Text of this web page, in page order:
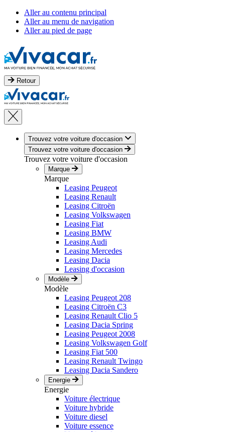
Aller au contenu principal
Aller au menu de navigation
Aller au pied de page
Retour
Trouvez votre voiture d'occasion
Trouvez votre voiture d'occasion
Trouvez votre voiture d'occasion
Marque
Marque
Leasing Peugeot
Leasing Renault
Leasing Citroën
Leasing Volkswagen
Leasing Fiat
Leasing BMW
Leasing Audi
Leasing Mercedes
Leasing Dacia
Leasing d'occasion
Modèle
Modèle
Leasing Peugeot 208
Leasing Citroën C3
Leasing Renault Clio 5
Leasing Dacia Spring
Leasing Peugeot 2008
Leasing Volkswagen Golf
Leasing Fiat 500
Leasing Renault Twingo
Leasing Dacia Sandero
Energie
Energie
Voiture électrique
Voiture hybride
Voiture diesel
Voiture essence